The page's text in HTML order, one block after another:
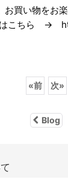
買い物をお楽
はこちら →
«前 次»
Blog